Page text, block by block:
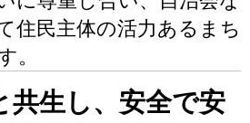
住民主体の活力あるまち
。
共生し、安全で安